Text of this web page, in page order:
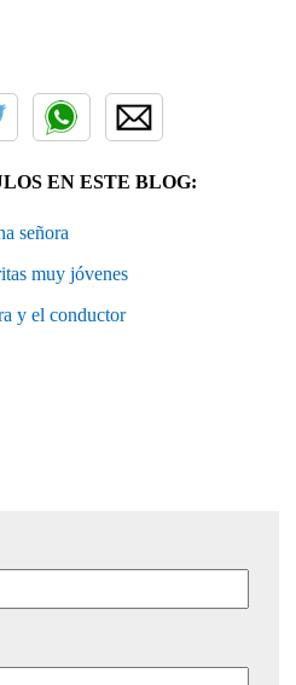
EN ESTE BLOG:
señora
muy jóvenes
y el conductor